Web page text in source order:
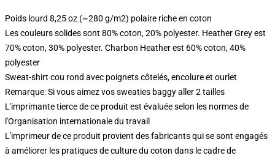
Poids lourd 8,25 oz (~280 g/m2) polaire riche en coton
Les couleurs solides sont 80% coton, 20% polyester. Heather Grey est
70% coton, 30% polyester. Charbon Heather est 60% coton, 40%
polyester
Sweat-shirt cou rond avec poignets côtelés, encolure et ourlet
Remarque: Si vous aimez vos sweaties baggy aller 2 tailles
L'imprimante tierce de ce produit est évaluée selon les normes de
l'Organisation internationale du travail
L'imprimeur de ce produit provient des fabricants qui se sont engagés
à améliorer les pratiques de culture du coton dans le cadre de